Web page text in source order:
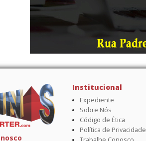
Institucional
Expediente
Sobre Nós
Código de Ética
Política de Privacidade